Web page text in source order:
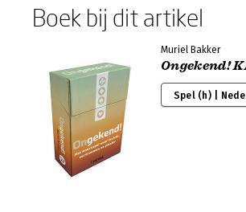
Boek bij dit artikel
Muriel Bakker
Ongekend!
Spel (h) |